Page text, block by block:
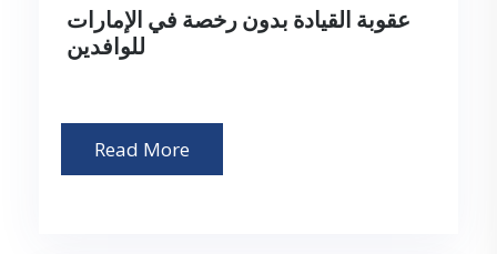
عقوبة القيادة بدون رخصة في الإمارات
للوافدين
Read More